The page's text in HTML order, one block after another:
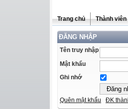
Trang chủ Thành viên
ĐĂNG NHẬP
Tên truy nhập
Mật khẩu
Ghi nhớ
Quên mật khẩu ĐK